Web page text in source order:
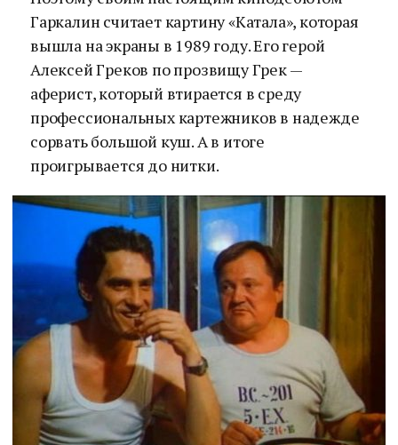
Гаркалин считает картину «Катала», которая
вышла на экраны в 1989 году. Его герой
Алексей Греков по прозвищу Грек —
аферист, который втирается в среду
профессиональных картежников в надежде
сорвать большой куш. А в итоге
проигрывается до нитки.